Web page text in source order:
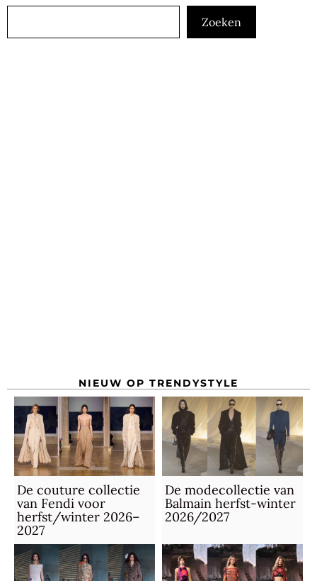
Zoeken
NIEUW OP TRENDYSTYLE
De couture collectie
van Fendi voor
herfst/winter 2026–
2027
De modecollectie van
Balmain herfst-winter
2026/2027